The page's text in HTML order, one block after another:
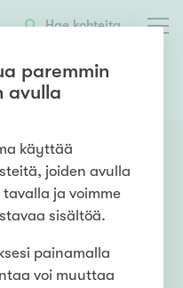
Hae kohteita
OTA YHTEYTTÄ
paremmin
avulla
käyttää
joiden avulla
ja voimme
sisältöä.
painamalla
voi muuttaa